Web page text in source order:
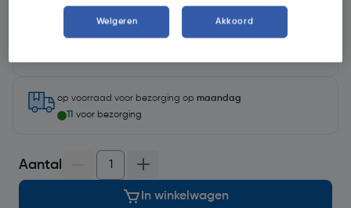
Selecteer winkel - Bekijk voorraadniveaus en haal binnen 10
minuten op
op voorraad voor bezorging op maandag
11 voor bezorging
Aantal
In winkelwagen
Weigeren Akkoord